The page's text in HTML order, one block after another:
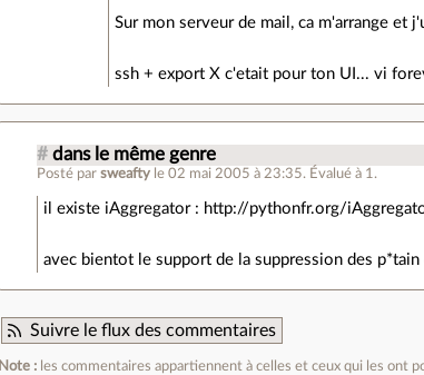
Sur mon serveur de mail, ca m'arrange et
ssh + export X c'etait pour ton UI... vi
# dans le même genre
Posté parsweafty le 02 mai 2005 à 23:35. Évalué à 1 .
il existe iAggregator : http://pythonfr.org/
avec bientot le support de la suppression des p*tain
Suivre le flux des commentaires
Note : les commentaires appartiennent à celles et ceux qui les ont